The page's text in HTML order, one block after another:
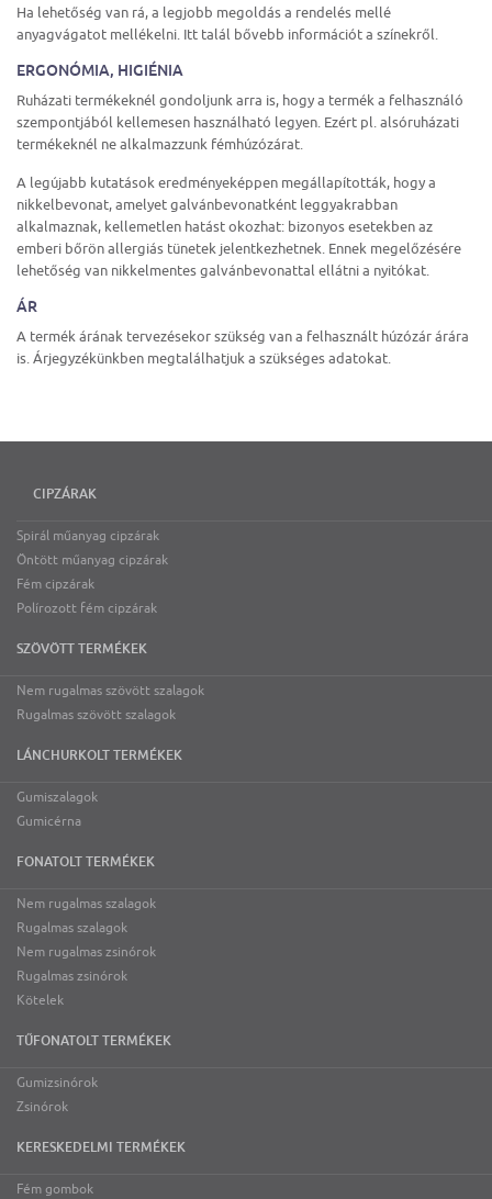
Ha lehetőség van rá, a legjobb megoldás a rendelés mellé
anyagvágatot mellékelni. Itt talál bővebb információt a színekről.
ERGONÓMIA, HIGIÉNIA
Ruházati termékeknél gondoljunk arra is, hogy a termék a felhasználó
szempontjából kellemesen használható legyen. Ezért pl. alsóruházati
termékeknél ne alkalmazzunk fémhúzózárat.
A legújabb kutatások eredményeképpen megállapították, hogy a
nikkelbevonat, amelyet galvánbevonatként leggyakrabban
alkalmaznak, kellemetlen hatást okozhat: bizonyos esetekben az
emberi bőrön allergiás tünetek jelentkezhetnek. Ennek megelőzésére
lehetőség van nikkelmentes galvánbevonattal ellátni a nyitókat.
ÁR
A termék árának tervezésekor szükség van a felhasznált húzózár árára
is. Árjegyzékünkben megtalálhatjuk a szükséges adatokat.
CIPZÁRAK
Spirál műanyag cipzárak
Öntött műanyag cipzárak
Fém cipzárak
Polírozott fém cipzárak
SZÖVÖTT TERMÉKEK
Nem rugalmas szövött szalagok
Rugalmas szövött szalagok
LÁNCHURKOLT TERMÉKEK
Gumiszalagok
Gumicérna
FONATOLT TERMÉKEK
Nem rugalmas szalagok
Rugalmas szalagok
Nem rugalmas zsinórok
Rugalmas zsinórok
Kötelek
TŰFONATOLT TERMÉKEK
Gumizsinórok
Zsinórok
KERESKEDELMI TERMÉKEK
Fém gombok